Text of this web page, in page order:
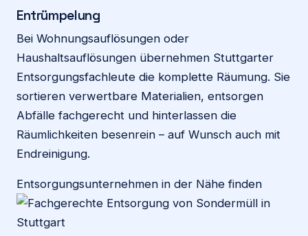
Entrümpelung
Bei Wohnungsauflösungen oder
Haushaltsauflösungen übernehmen Stuttgarter
Entsorgungsfachleute die komplette Räumung. Sie
sortieren verwertbare Materialien, entsorgen
Abfälle fachgerecht und hinterlassen die
Räumlichkeiten besenrein – auf Wunsch auch mit
Endreinigung.
Entsorgungsunternehmen in der Nähe finden